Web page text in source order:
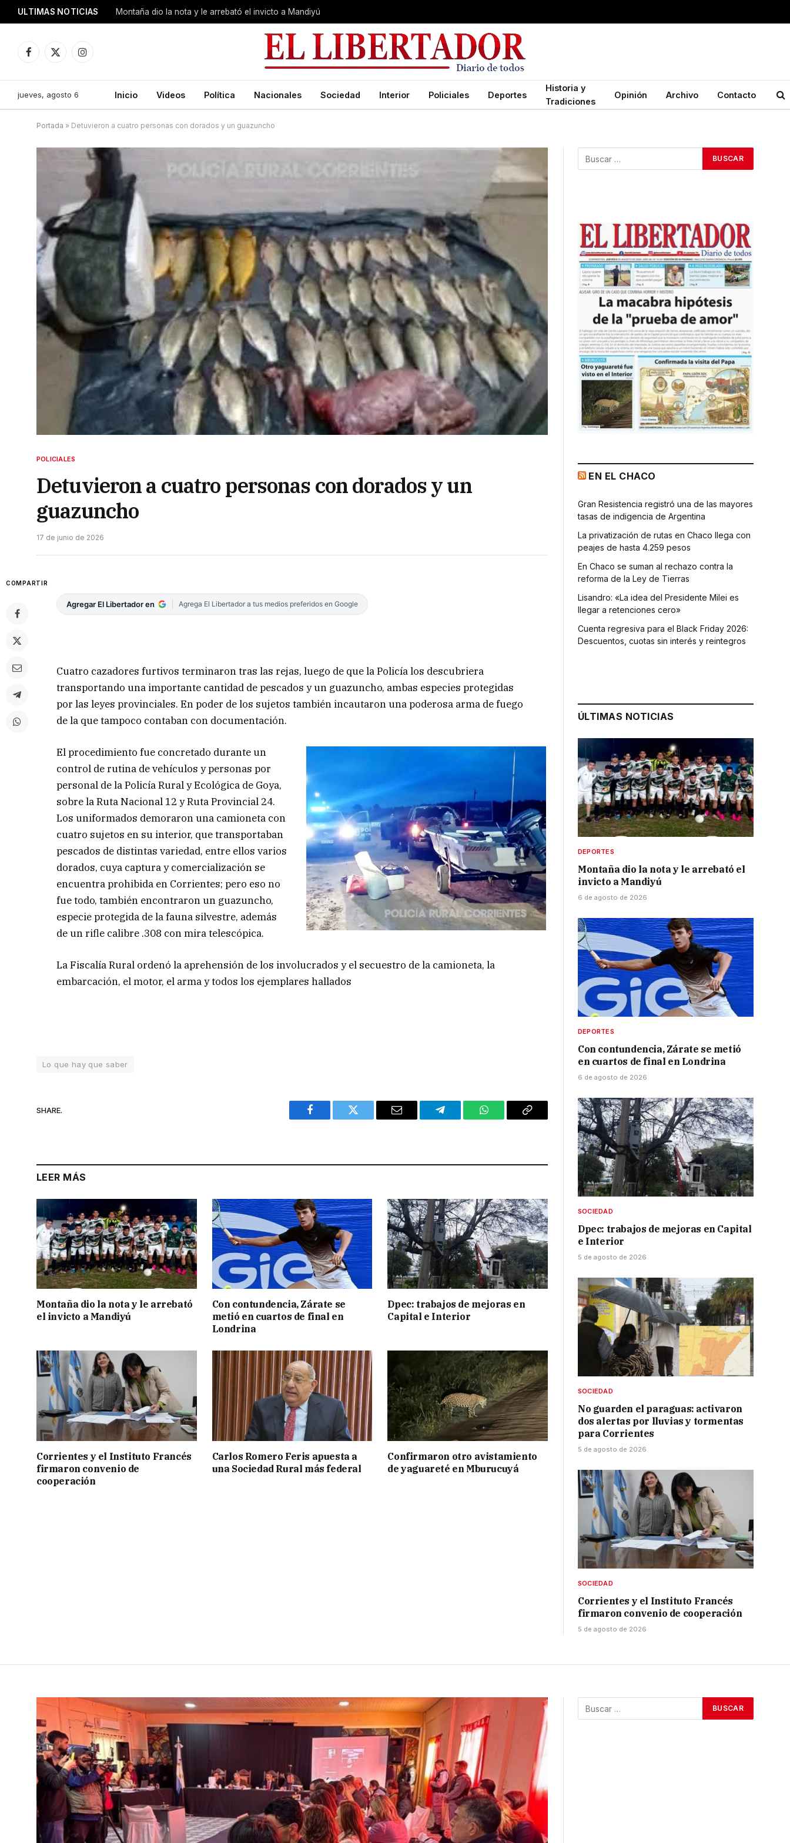
ULTIMAS NOTICIAS Montaña dio la nota y le arrebató el invicto a Mandiyú
Facebook
X
Instagram
jueves, agosto 6 Inicio Videos Política Nacionales Sociedad Interior Policiales Deportes
Historia y
Tradiciones
Opinión Archivo Contacto
Portada » Detuvieron a cuatro personas con dorados y un guazuncho
POLICIALES
Detuvieron a cuatro personas con dorados y un
guazuncho
17 de junio de 2026
COMPARTIR
Agregar El Libertador en Agrega El Libertador a tus medios preferidos en Google
Cuatro cazadores furtivos terminaron tras las rejas, luego de que la Policía los descubriera
transportando una importante cantidad de pescados y un guazuncho, ambas especies protegidas
por las leyes provinciales. En poder de los sujetos también incautaron una poderosa arma de fuego
de la que tampoco contaban con documentación.
El procedimiento fue concretado durante un
control de rutina de vehículos y personas por
personal de la Policía Rural y Ecológica de Goya,
sobre la Ruta Nacional 12 y Ruta Provincial 24.
Los uniformados demoraron una camioneta con
cuatro sujetos en su interior, que transportaban
pescados de distintas variedad, entre ellos varios
dorados, cuya captura y comercialización se
encuentra prohibida en Corrientes; pero eso no
fue todo, también encontraron un guazuncho,
especie protegida de la fauna silvestre, además
de un rifle calibre .308 con mira telescópica.
La Fiscalía Rural ordenó la aprehensión de los involucrados y el secuestro de la camioneta, la
embarcación, el motor, el arma y todos los ejemplares hallados
Lo que hay que saber
SHARE.
Facebook Twitter Email Telegram WhatsAppCopy
LEER MÁS
Montaña dio la nota y le arrebató
el invicto a Mandiyú
Con contundencia, Zárate se
metió en cuartos de final en
Londrina
Dpec: trabajos de mejoras en
Capital e Interior
Corrientes y el Instituto Francés
firmaron convenio de
cooperación
Carlos Romero Feris apuesta a
una Sociedad Rural más federal
Confirmaron otro avistamiento
de yaguareté en Mburucuyá
EN EL CHACO
Gran Resistencia registró una de las mayores
tasas de indigencia de Argentina
La privatización de rutas en Chaco llega con
peajes de hasta 4.259 pesos
En Chaco se suman al rechazo contra la
reforma de la Ley de Tierras
Lisandro: «La idea del Presidente Milei es
llegar a retenciones cero»
Cuenta regresiva para el Black Friday 2026:
Descuentos, cuotas sin interés y reintegros
ÚLTIMAS NOTICIAS
DEPORTES
Montaña dio la nota y le arrebató el
invicto a Mandiyú
6 de agosto de 2026
DEPORTES
Con contundencia, Zárate se metió
en cuartos de final en Londrina
6 de agosto de 2026
SOCIEDAD
Dpec: trabajos de mejoras en Capital
e Interior
5 de agosto de 2026
SOCIEDAD
No guarden el paraguas: activaron
dos alertas por lluvias y tormentas
para Corrientes
5 de agosto de 2026
SOCIEDAD
Corrientes y el Instituto Francés
firmaron convenio de cooperación
5 de agosto de 2026